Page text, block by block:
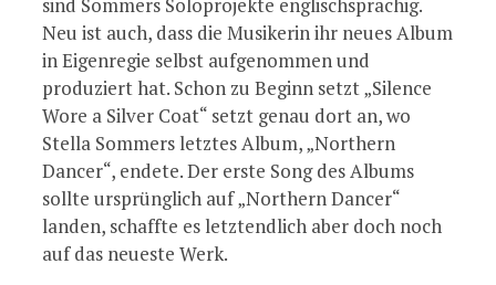
Neu ist auch, dass die Musikerin ihr neues Album
in Eigenregie selbst aufgenommen und
produziert hat. Schon zu Beginn setzt „Silence
Wore a Silver Coat“ setzt genau dort an, wo
Stella Sommers letztes Album, „Northern
Dancer“, endete. Der erste Song des Albums
sollte ursprünglich auf „Northern Dancer“
landen, schaffte es letztendlich aber doch noch
auf das neueste Werk.